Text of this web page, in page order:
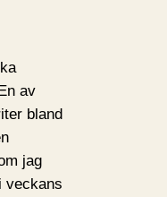
av
bland
jag
veckans